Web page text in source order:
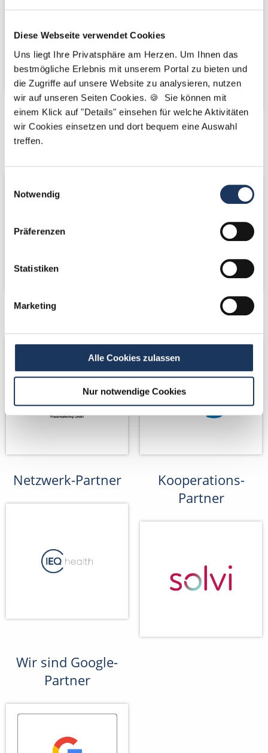
Diese Webseite verwendet Cookies
Uns liegt Ihre Privatsphäre am Herzen. Um Ihnen das
bestmögliche Erlebnis mit unserem Portal zu bieten und
die Zugriffe auf unsere Website zu analysieren, nutzen
wir auf unseren Seiten Cookies. 🍪 Sie können mit
einem Klick auf "Details" einsehen für welche Aktivitäten
wir Cookies einsetzen und dort bequem eine Auswahl
treffen.
Notwendig
Präferenzen
Statistiken
Marketing
Alle Cookies zulassen
Nur notwendige Cookies
Kooperations-
Kooperations-
Netzwerk-Partner Netzwerk-Partner
Netzwerk-Partner
Kooperations-
Partner
Wir sind Google-
Partner